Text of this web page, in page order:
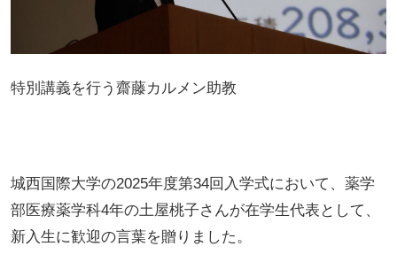
特別講義を行う齋藤カルメン助教
城西国際大学の2025年度第34回入学式において、薬学
部医療薬学科4年の土屋桃子さんが在学生代表として、
新入生に歓迎の言葉を贈りました。